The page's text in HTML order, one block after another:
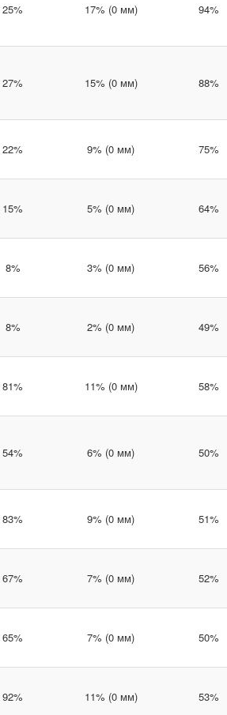
25% 17% (0 мм) 94%
27% 15% (0 мм) 88%
22% 9% (0 мм) 75%
15% 5% (0 мм) 64%
8% 3% (0 мм) 56%
8% 2% (0 мм) 49%
81% 11% (0 мм) 58%
54% 6% (0 мм) 50%
83% 9% (0 мм) 51%
67% 7% (0 мм) 52%
65% 7% (0 мм) 50%
92% 11% (0 мм) 53%